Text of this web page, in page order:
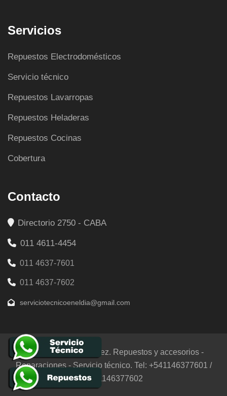
Servicios
Repuestos Electrodomésticos
Servicio técnico
Repuestos Lavarropas
Repuestos Heladeras
Repuestos Cocinas
Cobertura
Contacto
Directorio 2750 - CABA
011 4611-4454
011 4637-7601
011 4637-7602
serviciotecnicoeneldia@gmail.com
© 2025 Empresa Lopez. Repuestos y accesorios -
Reparaciones - Servicio técnico. Tel: +541146377601 /
+541146377602